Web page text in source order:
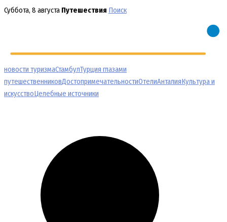
Перейти
Суббота, 8 августа Путешествия Поиск
новости туризмаСтамбулТурция глазами
путешественниковДостопримечательностиОтелиАнталияКультура и
искусствоЦелебные источники